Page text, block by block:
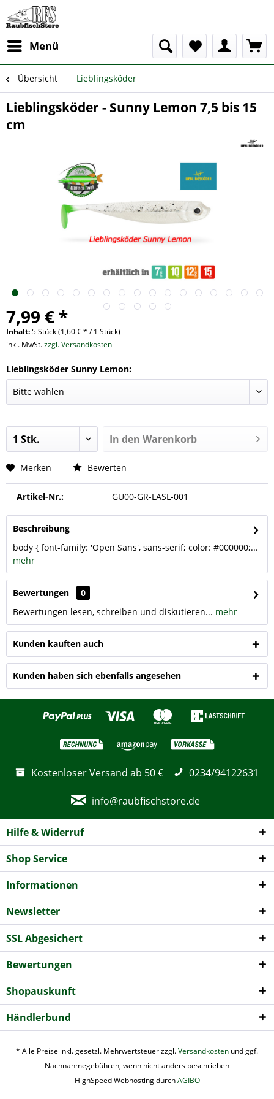
Menü
Übersicht Lieblingsköder
Lieblingsköder - Sunny Lemon 7,5 bis 15
cm
7,99 € *
Inhalt:5 Stück (1,60 € * / 1 Stück)
inkl. MwSt.zzgl. Versandkosten
Lieblingsköder Sunny Lemon:
In den Warenkorb
Merken Bewerten
Artikel-Nr.: GU00-GR-LASL-001
Beschreibung
body { font-family: 'Open Sans', sans-serif; color: #000000;...
mehr
Bewertungen
0
Bewertungen lesen, schreiben und diskutieren... mehr
Kunden kauften auch
Kunden haben sich ebenfalls angesehen
Kostenloser Versand ab 50 € 0234/94122631
info@raubfischstore.de
Hilfe & Widerruf
Shop Service
Informationen
Newsletter
SSL Abgesichert
Bewertungen
Shopauskunft
Händlerbund
* Alle Preise inkl. gesetzl. Mehrwertsteuer zzgl.Versandkosten und ggf.
Nachnahmegebühren, wenn nicht anders beschrieben
HighSpeed Webhosting durchAGIBO